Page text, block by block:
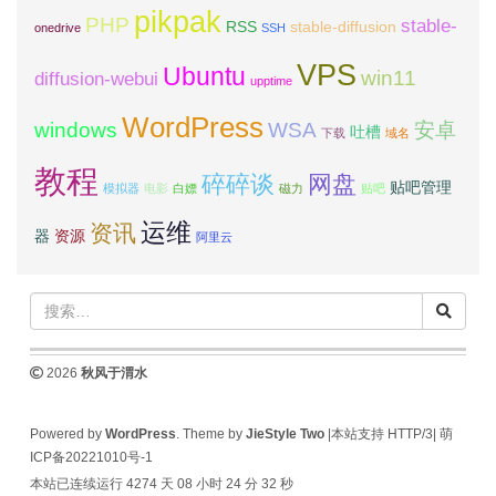
onedrive PHP pikpak RSS SSH stable-diffusion stable-
diffusion-webui Ubuntu upptime VPS win11
windows WordPress WSA 下载 吐槽 域名 安卓
教程 模拟器 电影 白嫖 碎碎谈 磁力 网盘 贴吧 贴吧管理
器 资源 资讯运维 阿里云
2026 秋风于渭水
Powered by WordPress . Theme by JieStyle Two|本站支持 HTTP/3| 萌
ICP备20221010号-1
本站已连续运行 4274 天 08 小时 24 分 32 秒